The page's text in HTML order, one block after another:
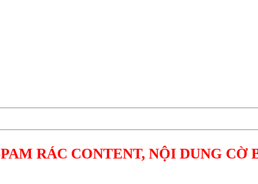
RÁC CONTENT, NỘI DUNG